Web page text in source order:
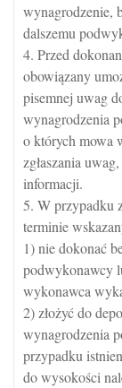
wynagrodzenie,
dalszemu
4. Przed
obowiązany
pisemnej uwag
wynagrodzenia
o których mowa
zgłaszania
informacji.
5. W przypadku
terminie
1) nie dokonać
podwykonawcy
wykonawca
2) złożyć do
wynagrodzenia
przypadku
do wysokości